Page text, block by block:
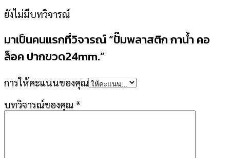
ยังไม่มีบทวิจารณ์
มาเป็นคนแรกที่วิจารณ์ “ปั๊มพลาสติก กาน้ำ คอ
ล็อค ปากขวด24mm.”
การให้คะแนนของคุณ
บทวิจารณ์ของคุณ *